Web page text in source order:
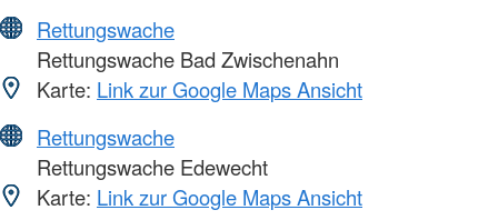
Rettungswache
Rettungswache Bad Zwischenahn
Karte: Link zur Google Maps Ansicht
Rettungswache
Rettungswache Edewecht
Karte: Link zur Google Maps Ansicht